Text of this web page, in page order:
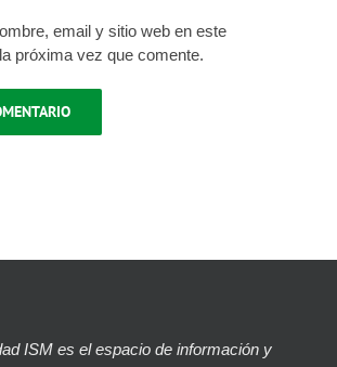
email y sitio web en este
próxima vez que comente.
ISM es el espacio de información y